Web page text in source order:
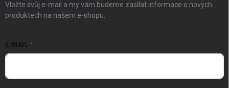
Vložte svůj e-mail a my vám budeme zasílat informace o nových
produktech na našem e-shopu.
E-MAIL